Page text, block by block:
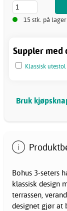
15 stk. på
Suppler med
Klassisk
Bruk
Bohus 3-seters
klassisk design
terrassen,
designet gjør at